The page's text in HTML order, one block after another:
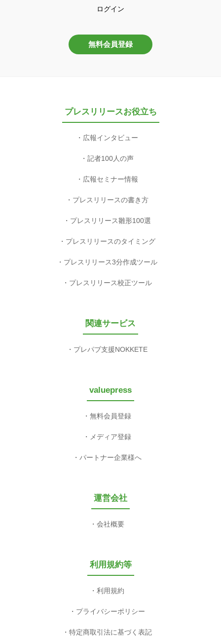
ログイン
無料会員登録
プレスリリースお役立ち
広報インタビュー
記者100人の声
広報セミナー情報
プレスリリースの書き方
プレスリリース雛形100選
プレスリリースのタイミング
プレスリリース3分作成ツール
プレスリリース校正ツール
関連サービス
プレパブ支援NOKKETE
valuepress
無料会員登録
メディア登録
パートナー企業様へ
運営会社
会社概要
利用規約等
利用規約
プライバシーポリシー
特定商取引法に基づく表記